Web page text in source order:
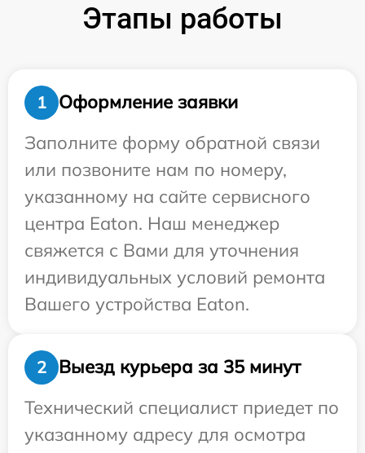
Этапы работы
1
Оформление заявки
Заполните форму обратной связи
или позвоните нам по номеру,
указанному на сайте сервисного
центра Eaton. Наш менеджер
свяжется с Вами для уточнения
индивидуальных условий ремонта
Вашего устройства Eaton.
2
Выезд курьера за 35 минут
Технический специалист приедет по
указанному адресу для осмотра